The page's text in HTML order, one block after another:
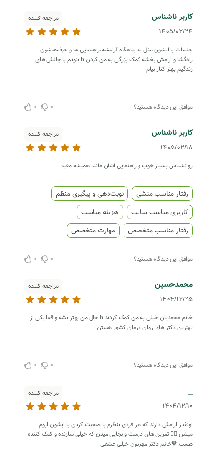
کاربر ناشناس مراجعه کننده
1405/02/24
جلسات با ایشون مثل یه پناهگاه آرامشه،راهنمایی ها و حرف‌هاشون
راه‌گشا و ارامش بخشه کمک بزرگی به من کردن تا بتونم با چالش های
زندگیم بهتر کنار بیام
موافق این دیدگاه هستید؟ 0
0
کاربر ناشناس مراجعه کننده
1405/02/18
روانشناس بسیار خوب و راهنمایی اشان مانند همیشه مفید
رفتار مناسب منشی
نوبت‌دهی و پیگیری منظم
کاربری مناسب سایت
هزینه مناسب
رفتار مناسب متخصص
مهارت متخصص
موافق این دیدگاه هستید؟ 0
0
محمدحسین مراجعه کننده
1404/12/25
خانم محمدیان خیلی به من کمک کردند تا حال من بهتر بشه واقعا یکی از
بهترین دکتر های روان درمان کشور هستن
موافق این دیدگاه هستید؟ 0
0
_ مراجعه کننده
1404/12/10
اونقدر ارامش دارند که هر فردی بنظرم با صحبت کردن با ایشون اروم
میشن 👌🏻 تمرین های درست و بجایی میدن که خیلی سازنده و کمک کننده
هست 🧡خانم دکتر مهربون خیلی عشقی